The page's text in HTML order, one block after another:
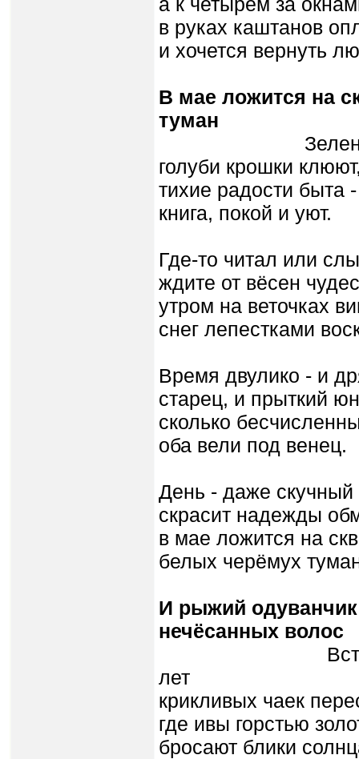
в руках каштанов
и хочется вернуть
В мае ложится на
туман
Зелень
голуби крошки
тихие радости быта -
книга, покой и уют.
Где-то читал или
ждите от вёсен
утром на веточках
снег лепестками
Время двулико - и
старец, и прыткий
сколько
оба вели под венец.
День - даже
скрасит надежды
в мае ложится на
белых черёмух
И рыжий
нечёсанных волос
Встревожит
лет
крикливых чаек
где ивы горстью
бросают блики